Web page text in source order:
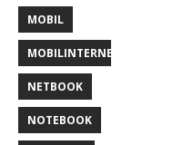
MOBIL
MOBILINTERNET
NETBOOK
NOTEBOOK